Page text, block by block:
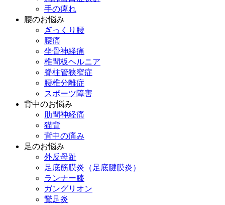
手の痺れ
腰のお悩み
ぎっくり腰
腰痛
坐骨神経痛
椎間板ヘルニア
脊柱管狭窄症
腰椎分離症
スポーツ障害
背中のお悩み
肋間神経痛
猫背
背中の痛み
足のお悩み
外反母趾
足底筋膜炎（足底腱膜炎）
ランナー膝
ガングリオン
鵞足炎